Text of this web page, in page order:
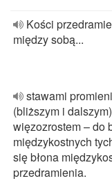
Kości
między sobą...
stawami
(bliższym i
więzozrostem – do
międzykostnych
się błona
przedramienia.